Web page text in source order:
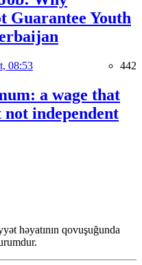
Guarantee Youth
08:53 442
a wage that
independent
həyatının qovuşuğunda